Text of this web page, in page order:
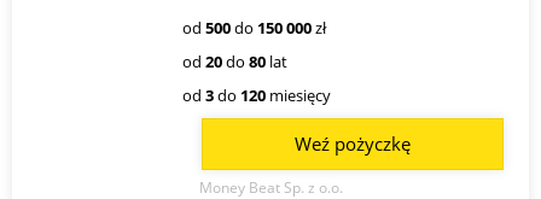
od 500do 150 000zł
od 20do 80 lat
od 3do 120 miesięcy
Money Beat Sp. z o.o.
Weź pożyczkę